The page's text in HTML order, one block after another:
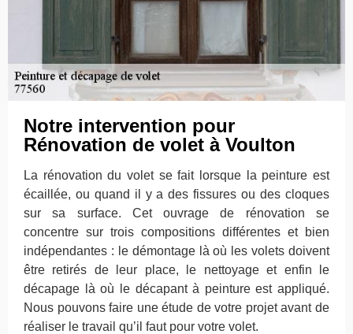
Notre intervention pour
Rénovation de volet à Voulton
La rénovation du volet se fait lorsque la peinture est
écaillée, ou quand il y a des fissures ou des cloques
sur sa surface. Cet ouvrage de rénovation se
concentre sur trois compositions différentes et bien
indépendantes : le démontage là où les volets doivent
être retirés de leur place, le nettoyage et enfin le
décapage là où le décapant à peinture est appliqué.
Nous pouvons faire une étude de votre projet avant de
réaliser le travail qu’il faut pour votre volet.